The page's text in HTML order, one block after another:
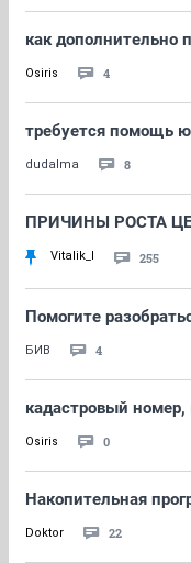
как дополнительно
Osiris 4
требуется помощь
dudalma 8
ПРИЧИНЫ РОСТА
Vitalik_I 255
Помогите
БИВ 4
кадастровый
Osiris 0
Накопительная
Doktor 22